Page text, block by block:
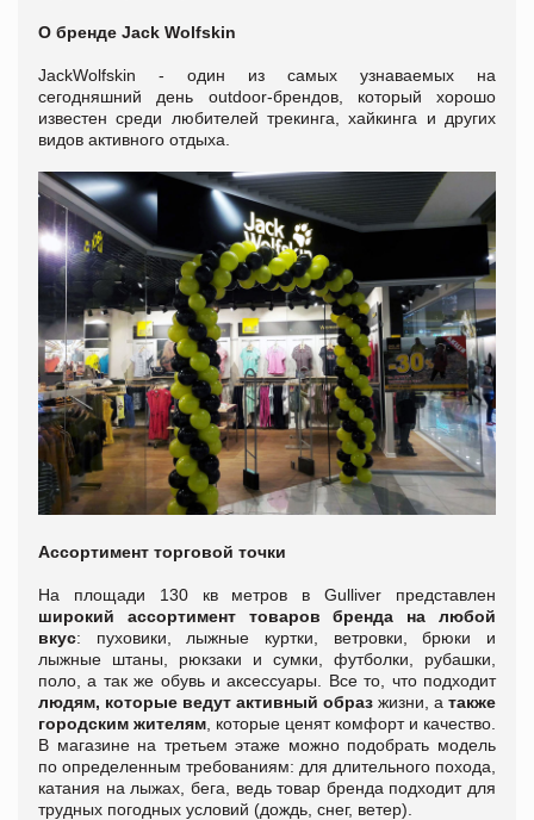
О бренде Jack Wolfskin
JackWolfskin - один из самых узнаваемых на
сегодняшний день outdoor-брендов, который хорошо
известен среди любителей трекинга, хайкинга и других
видов активного отдыха.
Ассортимент торговой точки
На площади 130 кв метров в Gulliver представлен
широкий ассортимент товаров бренда на любой
вкус: пуховики, лыжные куртки, ветровки, брюки и
лыжные штаны, рюкзаки и сумки, футболки, рубашки,
поло, а так же обувь и аксессуары. Все то, что подходит
людям, которые ведут активный образ жизни, а также
городским жителям , которые ценят комфорт и качество.
В магазине на третьем этаже можно подобрать модель
по определенным требованиям: для длительного похода,
катания на лыжах, бега, ведь товар бренда подходит для
трудных погодных условий (дождь, снег, ветер).